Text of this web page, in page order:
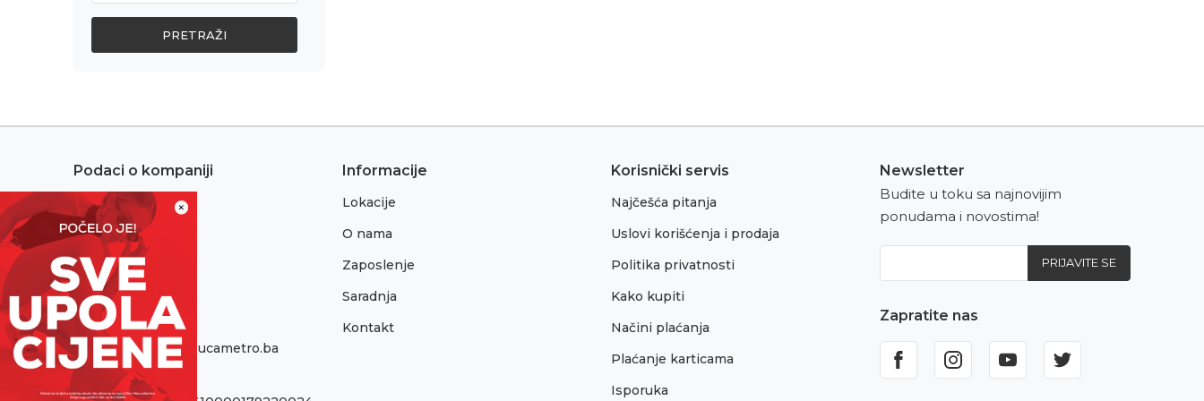
×
PRETRAŽI
Podaci o kompaniji
Adresa:
Sremska 1
76300 Bijeljina
Telefon:
065/052-193
Email:
onlinepodrska@obucametro.ba
Račun:
Informacije
Lokacije
O nama
Zaposlenje
Saradnja
Kontakt
Korisnički servis
Najčešća pitanja
Uslovi korišćenja i prodaja
Politika privatnosti
Kako kupiti
Načini plaćanja
Plaćanje karticama
Isporuka
Newsletter
Budite u toku sa najnovijim
ponudama i novostima!
PRIJAVITE SE
Zapratite nas